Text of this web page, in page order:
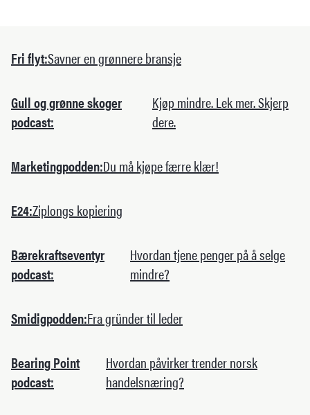
Fri flyt:Savner en grønnere bransje
Gull og grønne skoger
podcast:
Kjøp mindre. Lek mer. Skjerp
dere.
Marketingpodden:Du må kjøpe færre klær!
E24:Ziplongs kopiering
Bærekraftseventyr
podcast:
Hvordan tjene penger på å selge
mindre?
Smidigpodden:Fra gründer til leder
Bearing Point
podcast:
Hvordan påvirker trender norsk
handelsnæring?